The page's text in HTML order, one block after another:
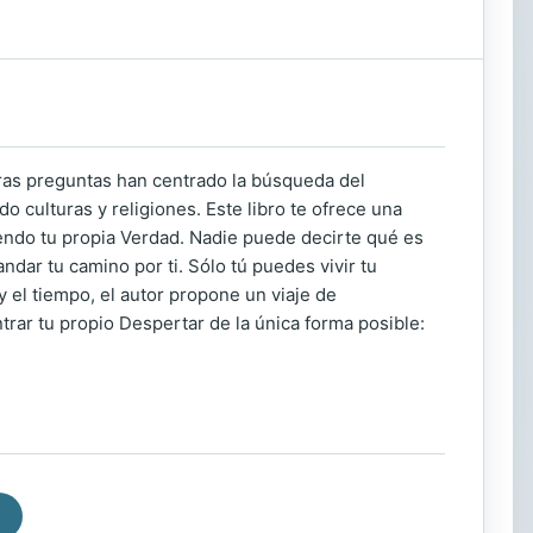
preguntas han centrado la búsqueda del
culturas y religiones. Este libro te ofrece una
tu propia Verdad. Nadie puede decirte qué es
tu camino por ti. Sólo tú puedes vivir tu
el tiempo, el autor propone un viaje de
tu propio Despertar de la única forma posible: